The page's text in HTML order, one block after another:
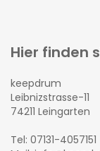
Hier finden
keepdrum
Leibnizstrasse-11
74211 Leingarten
Tel: 07131-4057151